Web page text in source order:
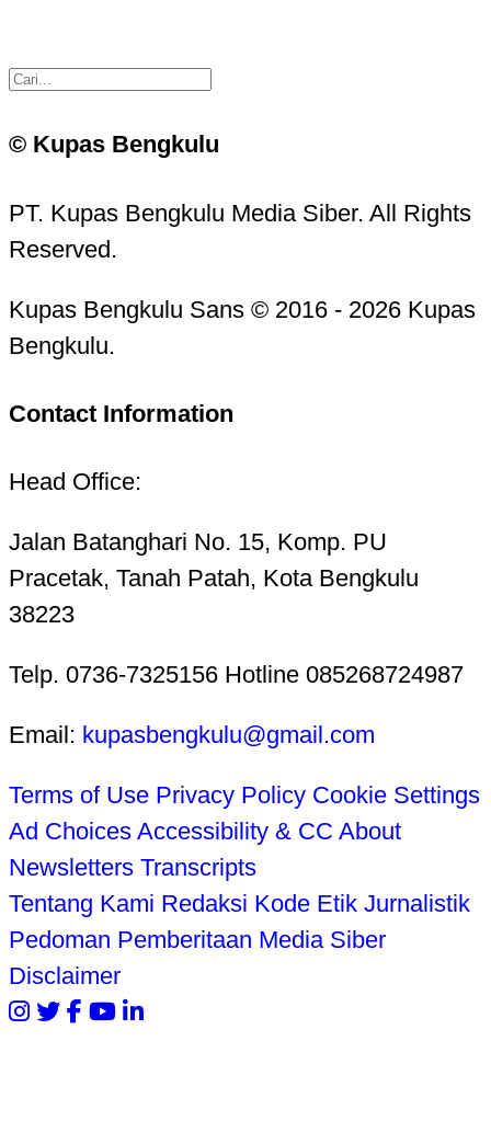
© Kupas Bengkulu
PT. Kupas Bengkulu Media Siber. All Rights
Reserved.
Kupas Bengkulu Sans © 2016 - 2026 Kupas
Bengkulu.
Contact Information
Head Office:
Jalan Batanghari No. 15, Komp. PU
Pracetak, Tanah Patah, Kota Bengkulu
38223
Telp. 0736-7325156 Hotline 085268724987
Email: kupasbengkulu@gmail.com
Terms of Use Privacy Policy Cookie Settings
Ad Choices Accessibility & CC About
Newsletters Transcripts
Tentang Kami Redaksi Kode Etik Jurnalistik
Pedoman Pemberitaan Media Siber
Disclaimer